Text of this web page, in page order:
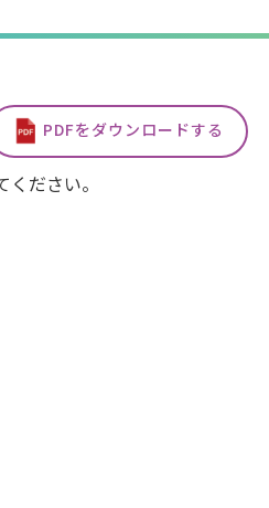
PDFをダウンロードする
ださい。